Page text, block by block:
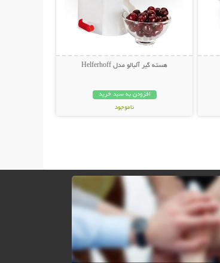
هسته گیر آلبالو مدل Helferhoff
افزودن به سبد خرید
ناموجود